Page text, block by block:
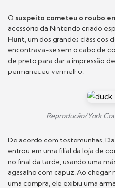
O suspeito cometeu o roubo
acessório da Nintendo criado
Hunt, um dos grandes clássicos
encontrava-se sem o cabo de
de preto para dar a impressão
permaneceu vermelho.
Reprodução/York
De acordo com testemunhas,
entrou em uma filial da loja de
no final da tarde, usando uma
agasalho com capuz. Ao
uma compra, ele exibiu uma